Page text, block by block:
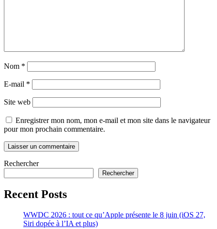
Nom *
E-mail *
Site web
Enregistrer mon nom, mon e-mail et mon site dans le navigateur
pour mon prochain commentaire.
Rechercher
Rechercher
Recent Posts
WWDC 2026 : tout ce qu’Apple présente le 8 juin (iOS 27,
Siri dopée à l’IA et plus)